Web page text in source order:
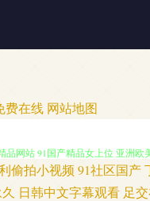
费在线 网站地图
日日摸夜夜爽 激情乱伦五月天
线上看 91尤物网友 91蓝莓 1024
偷拍小视频 91社区国产
日韩中文字幕观看 足